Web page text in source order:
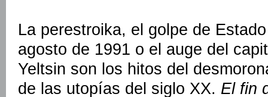
La perestroika, el golpe de
agosto de 1991 o el auge del
Yeltsin son los hitos del
de las utopías del siglo XX. El fin